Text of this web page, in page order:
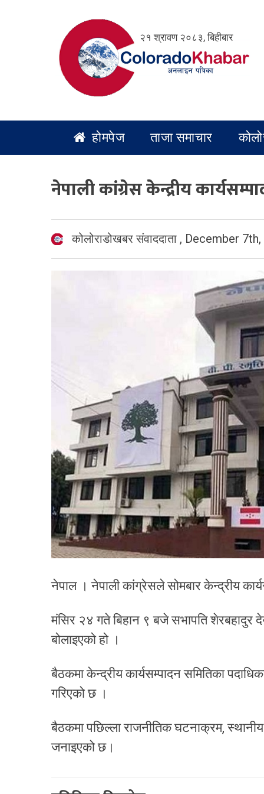
२१ श्रावण २०८३, बिहीबार
होमपेज ताजा समाचार
नेपाली कांग्रेस केन्द्रीय
कोलोराडोखबर संवाददाता , December
नेपाल । नेपाली कांग्रेसले सोमबार केन्द्रीय
मंसिर २४ गते बिहान ९ बजे सभापति शेरबहादुर
बोलाइएको हो ।
बैठकमा केन्द्रीय कार्यसम्पादन समितिका
गरिएको छ ।
बैठकमा पछिल्ला राजनीतिक घटनाक्रम,
जनाइएको छ।